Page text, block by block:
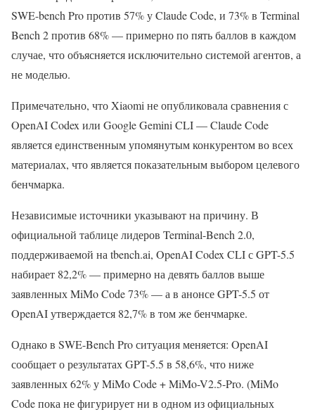
SWE-bench Pro против 57% у Claude Code, и 73% в Terminal
Bench 2 против 68% — примерно по пять баллов в каждом
случае, что объясняется исключительно системой агентов, а
не моделью.
Примечательно, что Xiaomi не опубликовала сравнения с
OpenAI Codex или Google Gemini CLI — Claude Code
является единственным упомянутым конкурентом во всех
материалах, что является показательным выбором целевого
бенчмарка.
Независимые источники указывают на причину. В
официальной таблице лидеров Terminal-Bench 2.0,
поддерживаемой на tbench.ai, OpenAI Codex CLI с GPT-5.5
набирает 82,2% — примерно на девять баллов выше
заявленных MiMo Code 73% — а в анонсе GPT-5.5 от
OpenAI утверждается 82,7% в том же бенчмарке.
Однако в SWE-Bench Pro ситуация меняется: OpenAI
сообщает о результатах GPT-5.5 в 58,6%, что ниже
заявленных 62% у MiMo Code + MiMo-V2.5-Pro. (MiMo
Code пока не фигурирует ни в одном из официальных